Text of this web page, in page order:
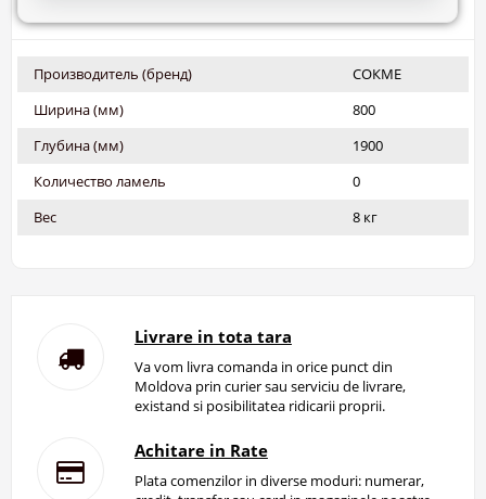
Производитель (бренд)
СОКМЕ
Ширина (мм)
800
Глубина (мм)
1900
Количество ламель
0
Вес
8 кг
Livrare in tota tara
Va vom livra comanda in orice punct din
Moldova prin curier sau serviciu de livrare,
existand si posibilitatea ridicarii proprii.
Achitare in Rate
Plata comenzilor in diverse moduri: numerar,